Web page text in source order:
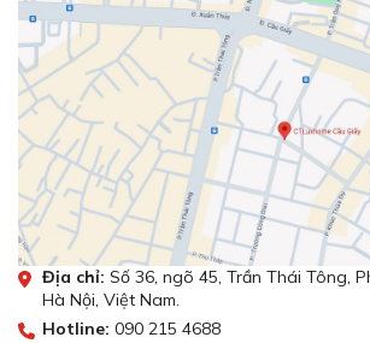
chén có nồng độ
tẩy rửa nhẹ.
Lau khô dao ngay
bằng vải mềm.
Bảo quản bằng hộp
cắm dao, khay
đựng trong ngăn
kéo hoặc túi đựng
chuyên dụng.
Cho dao
Nhiệt độ
với các đồ
làm giảm
phẩm.
Ngâm hoặc
trong bồn
sót lại có
đốm, gây
Địa chỉ: Số 36, ngõ 45, Trần Thái Tông,
Hà Nội, Việt Nam.
Hotline: 090 215 4688